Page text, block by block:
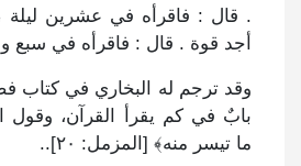
. قال : فاقرأه في عشرين
أجد قوة . قال : فاقرأه في سبع
وقد ترجم له البخاري في كتاب
بابٌ في كم يقرأ القرآن، وقول
ما تيسر منه﴾ [المزمل: ٢٠]..